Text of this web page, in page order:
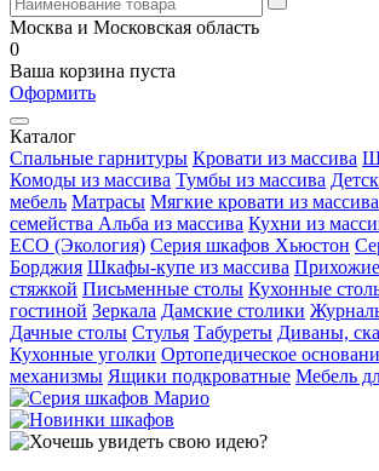
Москва и Московская область
0
Ваша корзина пуста
Оформить
Каталог
Спальные гарнитуры Кровати из массива
Комоды из массива Тумбы из массива
мебель Матрасы Мягкие кровати из массива
семейства Альба из массива Кухни из
ECO (Экология) Серия шкафов Хьюстон
Борджия Шкафы-купе из массива Прихожие
стяжкой Письменные столы Кухонные
гостиной Зеркала Дамские столики
Дачные столы Стулья Табуреты Диваны,
Кухонные уголки Ортопедическое
механизмы Ящики подкроватные Мебель